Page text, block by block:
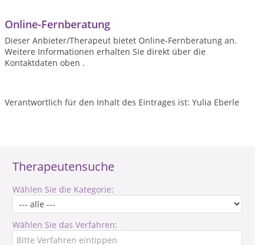
Therapeutensuche
Wählen Sie die Kategorie:
Wählen Sie das Verfahren:
Online-Fernberatung
Dieser Anbieter/Therapeut bietet Online-Fernberatung an.
Weitere Informationen erhalten Sie direkt über die
Kontaktdaten oben .
Verantwortlich für den Inhalt des Eintrages ist: Yulia Eberle